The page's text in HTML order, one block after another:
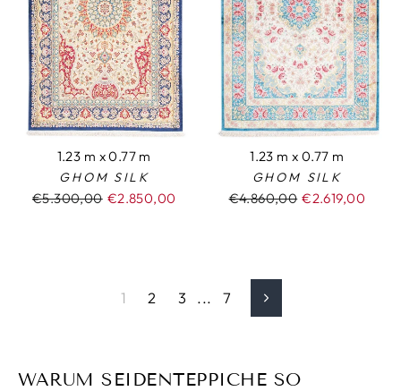
1.23 m x 0.77 m
GHOM SILK
Normaler
€5.300,00 Sonderpreis
€2.850,00
1.23 m x 0.77 m
GHOM SILK
Normaler
€4.860,00 Sonderpreis
€2.619,00
1 2 3 ... 7 Next
WARUM SEIDENTEPPICHE SO